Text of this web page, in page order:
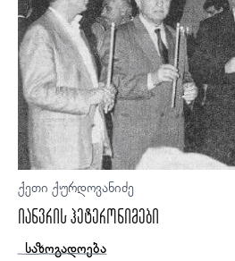
ქეთი ქურდოვანიძე
იანვრის ჰეტერონიმები
საზოგადოება